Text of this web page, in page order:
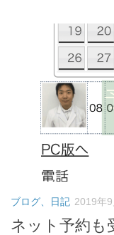
ブログ、日記 2019年9
ネット予約も